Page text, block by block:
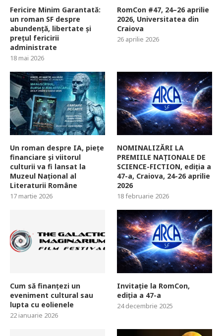
Fericire Minim Garantată:
un roman SF despre
abundență, libertate și
prețul fericirii
administrate
18 mai 2026
RomCon #47, 24–26 aprilie
2026, Universitatea din
Craiova
26 aprilie 2026
Un roman despre IA, piețe
financiare și viitorul
culturii va fi lansat la
Muzeul Național al
Literaturii Române
17 martie 2026
NOMINALIZĂRI LA
PREMIILE NAȚIONALE DE
SCIENCE-FICTION, ediția a
47-a, Craiova, 24-26 aprilie
2026
18 februarie 2026
Cum să finanțezi un
eveniment cultural sau
lupta cu eolienele
22 ianuarie 2026
Invitație la RomCon,
ediția a 47-a
24 decembrie 2025